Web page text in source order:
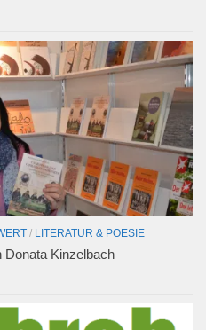
/ LITERATUR & POESIE
Donata Kinzelbach